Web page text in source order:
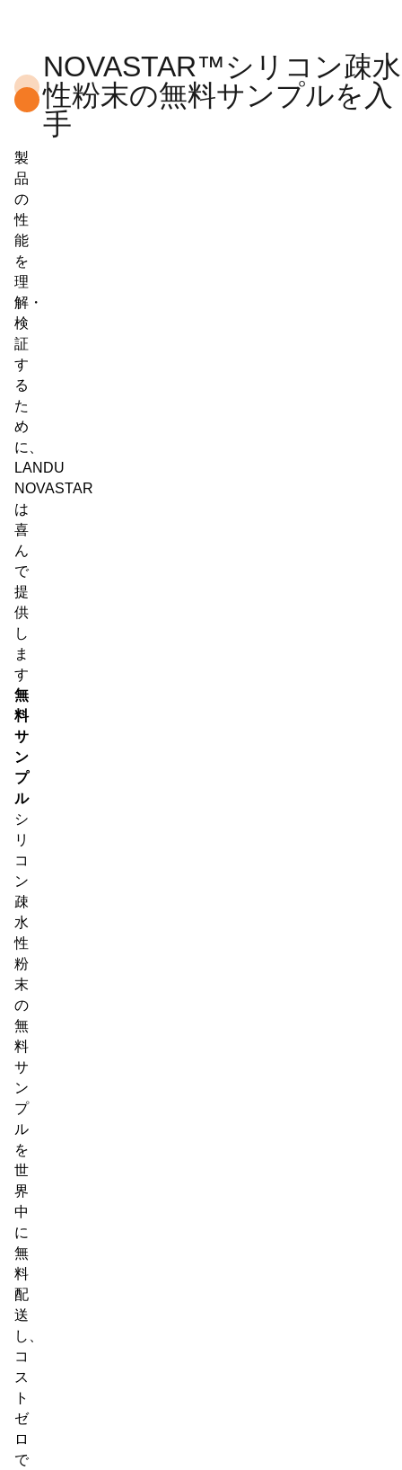
NOVASTAR™シリコン疎水
性粉末の無料サンプルを入
手
製
品
の
性
能
を
理
解・
検
証
す
る
た
め
に、
LANDU
NOVASTAR
は
喜
ん
で
提
供
し
ま
す
無
料
サ
ン
プ
ル
シ
リ
コ
ン
疎
水
性
粉
末
の
無
料
サ
ン
プ
ル
を
世
界
中
に
無
料
配
送
し、
コ
ス
ト
ゼ
ロ
で